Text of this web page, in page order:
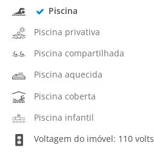
Piscina
Piscina privativa
Piscina compartilhada
Piscina aquecida
Piscina coberta
Piscina infantil
Voltagem do imóvel: 110 volts